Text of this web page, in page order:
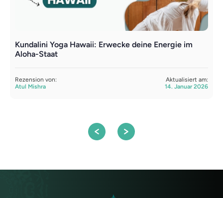
Kundalini Yoga Hawaii: Erwecke deine Energie im
Aloha-Staat
Rezension von:
Atul Mishra
Aktualisiert am:
14. Januar 2026